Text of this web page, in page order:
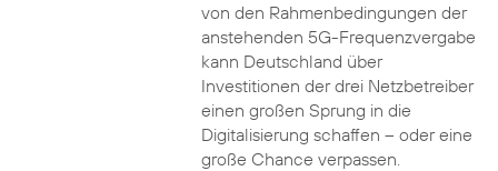
von den Rahmenbedingungen der
anstehenden 5G-Frequenzvergabe
kann Deutschland über
Investitionen der drei Netzbetreiber
einen großen Sprung in die
Digitalisierung schaffen – oder eine
große Chance verpassen.